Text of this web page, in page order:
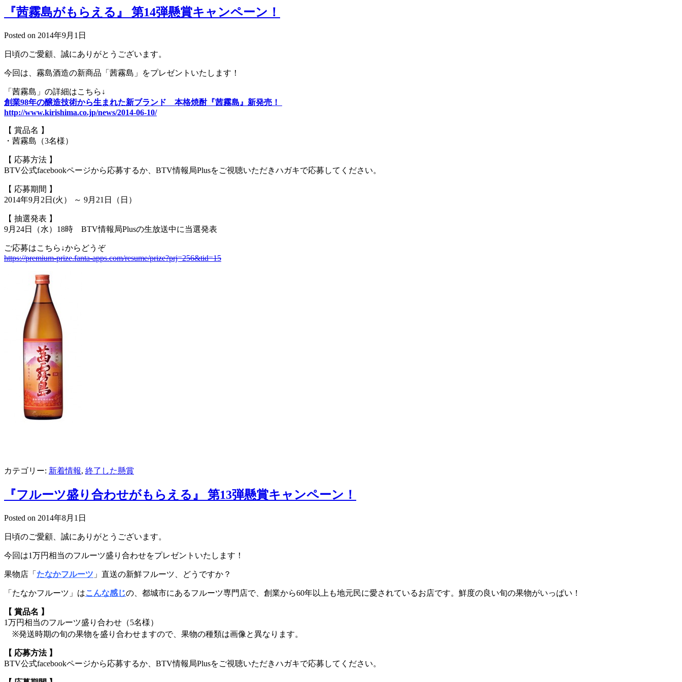
『茜霧島がもらえる』 第14弾懸賞キャンペーン！
Posted on 2014年9月1日
日頃のご愛顧、誠にありがとうございます。
今回は、霧島酒造の新商品「茜霧島」をプレゼントいたします！
「茜霧島」の詳細はこちら↓
創業98年の醸造技術から生まれた新ブランド 本格焼酎『茜霧島』新発売！
http://www.kirishima.co.jp/news/2014-06-10/
【 賞品名 】
・茜霧島（3名様）
【 応募方法 】
BTV公式facebookページから応募するか、BTV情報局Plusをご視聴いただきハガキで応募してください。
【 応募期間 】
2014年9月2日(火） ～ 9月21日（日）
【 抽選発表 】
9月24日（水）18時 BTV情報局Plusの生放送中に当選発表
ご応募はこちら↓からどうぞ
https://premium-prize.fanta-apps.com/resume/prize?prj=256&tid=15
カテゴリー: 新着情報, 終了した懸賞
『フルーツ盛り合わせがもらえる』 第13弾懸賞キャンペーン！
Posted on 2014年8月1日
日頃のご愛顧、誠にありがとうございます。
今回は1万円相当のフルーツ盛り合わせをプレゼントいたします！
果物店「 たなかフルーツ 」直送の新鮮フルーツ、どうですか？
「たなかフルーツ」はこんな感じの、都城市にあるフルーツ専門店で、創業から60年以上も地元民に愛されているお店です。鮮度の良い旬の果物がいっぱい！
【 賞品名 】
1万円相当のフルーツ盛り合わせ（5名様）
※発送時期の旬の果物を盛り合わせますので、果物の種類は画像と異なります。
【 応募方法 】
BTV公式facebookページから応募するか、BTV情報局Plusをご視聴いただきハガキで応募してください。